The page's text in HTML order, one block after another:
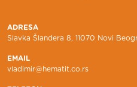
ADRESA
Slavka Šlandera 8, 11070 Novi
EMAIL
vladimir@hematit.co.rs